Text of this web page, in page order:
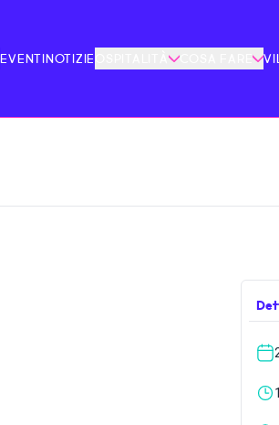
EVENTI NOTIZIE COSA FARE